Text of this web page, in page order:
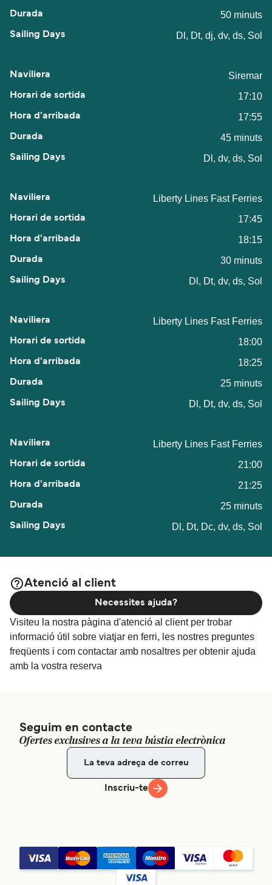
50 minuts
Dl, Dt, dj, dv, ds, Sol
Siremar
17:10
17:55
45 minuts
Dl, dv, ds, Sol
Liberty Lines Fast Ferries
17:45
18:15
30 minuts
Dl, Dt, dv, ds, Sol
Liberty Lines Fast Ferries
18:00
18:25
25 minuts
Dl, Dt, dv, ds, Sol
Liberty Lines Fast Ferries
21:00
21:25
25 minuts
Dl, Dt, Dc, dv, ds, Sol
Atenció al client
Visiteu la nostra pàgina d'atenció al client per trobar
informació útil sobre viatjar en ferri, les nostres preguntes
freqüents i com contactar amb nosaltres per obtenir ajuda
amb la vostra reserva
Necessites ajuda?
Seguim en contacte
Ofertes exclusives a la teva bústia electrònica
Inscriu-te